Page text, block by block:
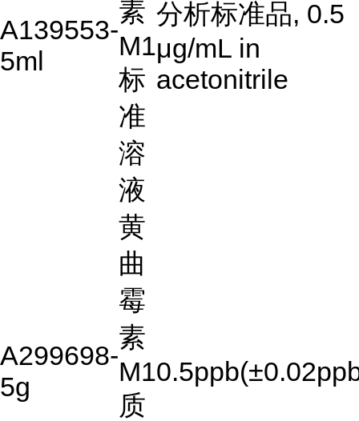
A139553-
5ml
素
M1
标
准
溶
液
分析标准品, 0.5
μg/mL in
acetonitrile
A299698-
5g
黄
曲
霉
素
M1
质